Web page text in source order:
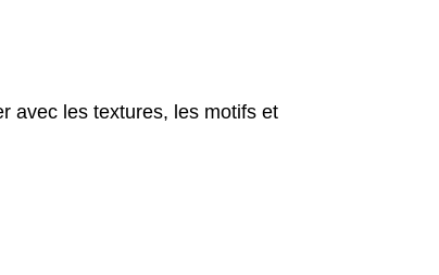
avec les textures, les motifs et